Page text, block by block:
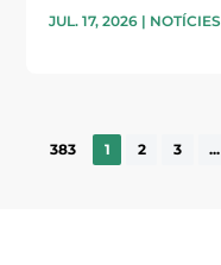
JUL. 17, 2026 | NOTÍCIES
383
1 2 3 ...